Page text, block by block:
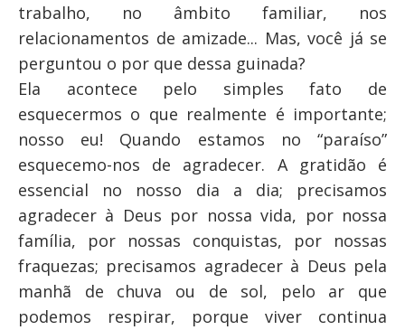
trabalho, no âmbito familiar, nos
relacionamentos de amizade... Mas, você já se
perguntou o por que dessa guinada?
Ela acontece pelo simples fato de
esquecermos o que realmente é importante;
nosso eu! Quando estamos no “paraíso”
esquecemo-nos de agradecer. A gratidão é
essencial no nosso dia a dia; precisamos
agradecer à Deus por nossa vida, por nossa
família, por nossas conquistas, por nossas
fraquezas; precisamos agradecer à Deus pela
manhã de chuva ou de sol, pelo ar que
podemos respirar, porque viver continua